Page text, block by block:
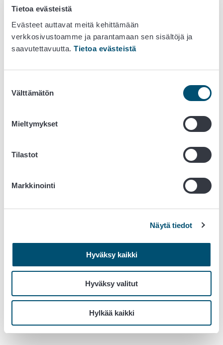
Tietoa evästeistä
Evästeet auttavat meitä kehittämään
verkkosivustoamme ja parantamaan sen sisältöjä ja
saavutettavuutta. Tietoa evästeistä
valinta
Välttämätön
Mieltymykset
Tilastot
Markkinointi
Näytä tiedot
Hyväksy kaikki
Hyväksy valitut
Hylkää kaikki
EAN 7340191143821
Choco Mint
EAN 7340191143838
EAN 7340191143845
market-, Sale-, Alepa-, ABC- ja Food Market Herkku -
Leader -tuotemerkin tuotteita on ollut myynnissä eri
Asiaa hoitaa Ruokavirastossa erityisasiantuntija Mika
Varjonen, p. 050 38 68 416,
etunimi.sukunimi@ruokavirasto.fi
Kuvat tuotepakkauksista:
(Kuvat: Leader Foods Oy ja SOK)